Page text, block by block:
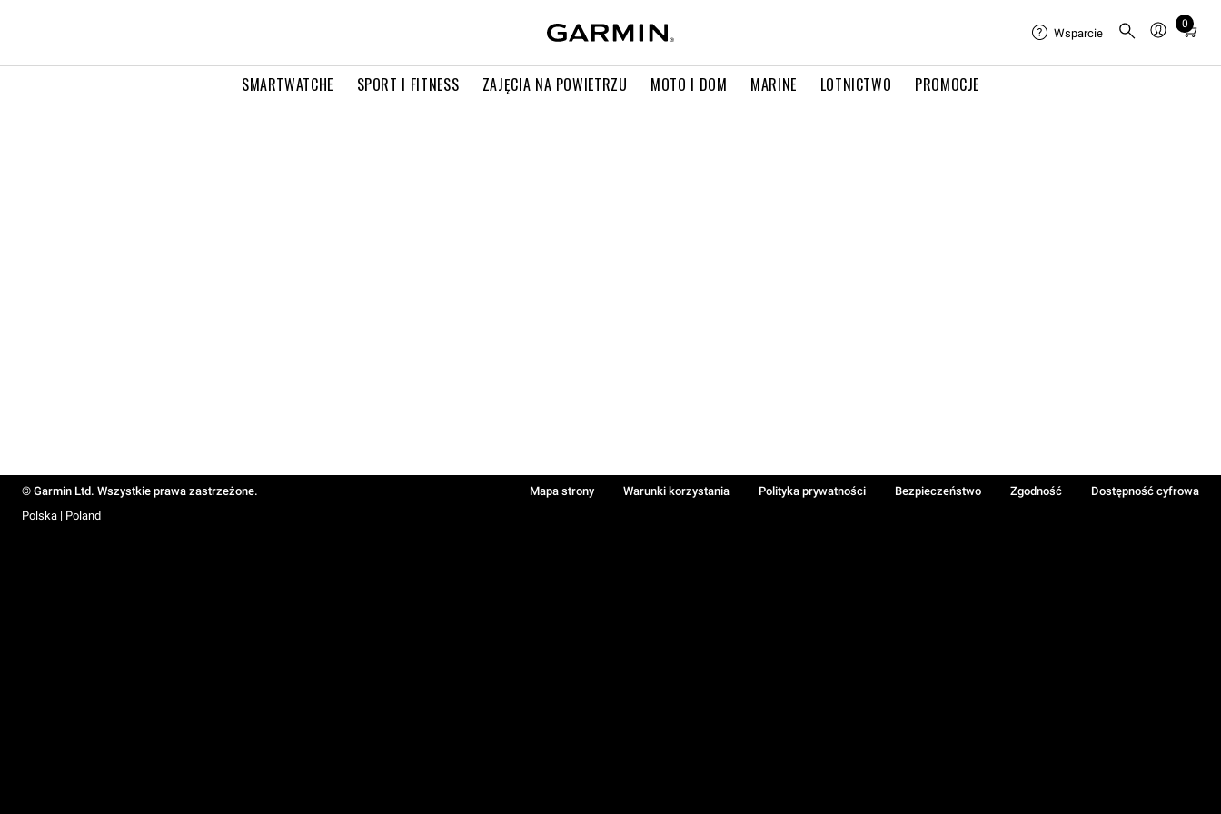
SMARTWATCHE SPORT I FITNESS ZAJĘCIA NA POWIETRZU MOTO I DOM MARINE LOTNICTWO PROMOCJE
Wsparcie
0
Total
in
© Garmin Ltd. Wszystkie prawa zastrzeżone. Mapa strony Warunki korzystania Polityka prywatności Bezpieczeństwo Zgodność
Dostępność cyfrowa
Polska | Poland